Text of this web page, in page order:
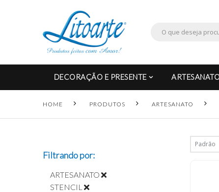
DECORAÇÃO E PRESENTE
HOME PRODUTOS ARTESANATO
Filtrando por:
ARTESANATO
STENCIL